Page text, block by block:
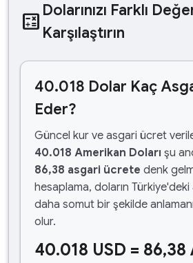
calculate Dolarınızı Farklı
Karşılaştırın
40.018 Dolar Kaç
Eder?
Güncel kur ve asgari ücret
40.018 Amerikan Doları şu
86,38 asgari ücrete denk
hesaplama, doların Türkiye'deki
daha somut bir şekilde
olur.
40.018 USD =